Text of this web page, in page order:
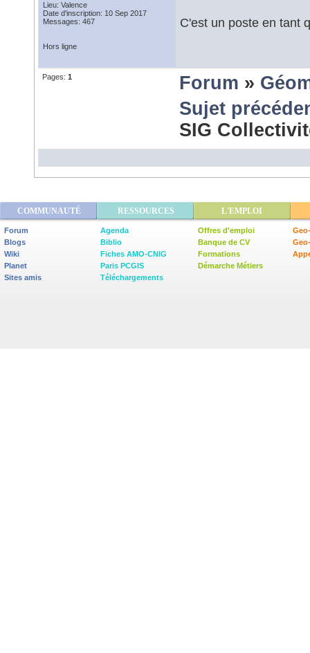
Lieu: Valence
Date d'inscription: 10 Sep 2017
Messages: 467
C'est un poste en tant
Hors ligne
Pages: 1 Forum »
Sujet
SIG
COMMUNAUTÉ RESSOURCES L'EMPLOI
Forum
Blogs
Wiki
Planet
Sites amis
Agenda
Biblio
Fiches AMO-CNIG
Paris PCGIS
Téléchargements
Offres d'emploi
Banque de CV
Formations
Démarche Métiers